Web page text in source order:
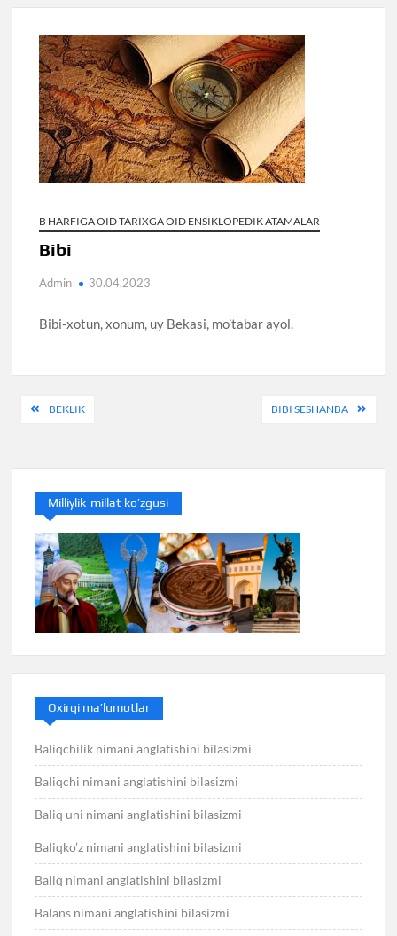
B HARFIGA OID TARIXGA OID ENSIKLOPEDIK ATAMALAR
Bibi
Admin 30.04.2023
Bibi-xotun, xonum, uy Bekasi, mo’tabar ayol.
PostBEKLIK BIBI SESHANBA
Milliylik-millat ko’zgusi
Oxirgi ma’lumotlar
Baliqchilik nimani anglatishini bilasizmi
Baliqchi nimani anglatishini bilasizmi
Baliq uni nimani anglatishini bilasizmi
Baliqko’z nimani anglatishini bilasizmi
Baliq nimani anglatishini bilasizmi
Balans nimani anglatishini bilasizmi